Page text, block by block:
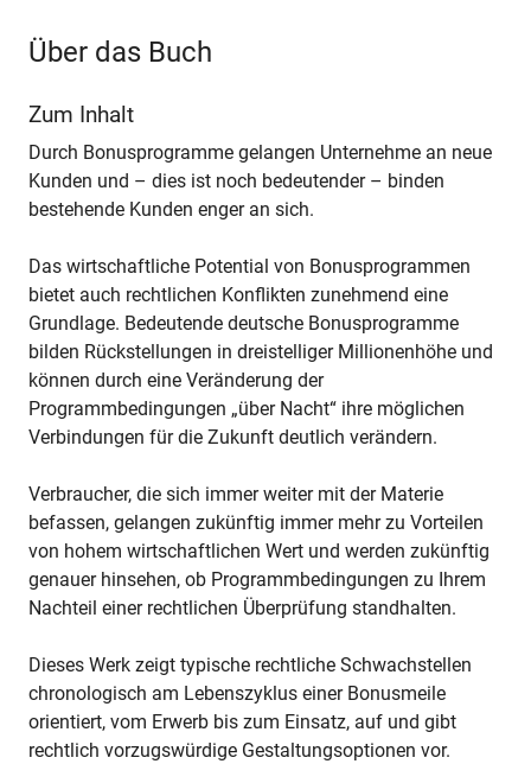
Über das Buch
Zum Inhalt
Durch Bonusprogramme gelangen Unternehme an neue
Kunden und – dies ist noch bedeutender – binden
bestehende Kunden enger an sich.
Das wirtschaftliche Potential von Bonusprogrammen
bietet auch rechtlichen Konflikten zunehmend eine
Grundlage. Bedeutende deutsche Bonusprogramme
bilden Rückstellungen in dreistelliger Millionenhöhe und
können durch eine Veränderung der
Programmbedingungen „über Nacht“ ihre möglichen
Verbindungen für die Zukunft deutlich verändern.
Verbraucher, die sich immer weiter mit der Materie
befassen, gelangen zukünftig immer mehr zu Vorteilen
von hohem wirtschaftlichen Wert und werden zukünftig
genauer hinsehen, ob Programmbedingungen zu Ihrem
Nachteil einer rechtlichen Überprüfung standhalten.
Dieses Werk zeigt typische rechtliche Schwachstellen
chronologisch am Lebenszyklus einer Bonusmeile
orientiert, vom Erwerb bis zum Einsatz, auf und gibt
rechtlich vorzugswürdige Gestaltungsoptionen vor.